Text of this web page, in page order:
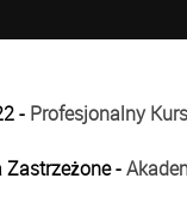
- Profesjonalny
Zastrzeżone -